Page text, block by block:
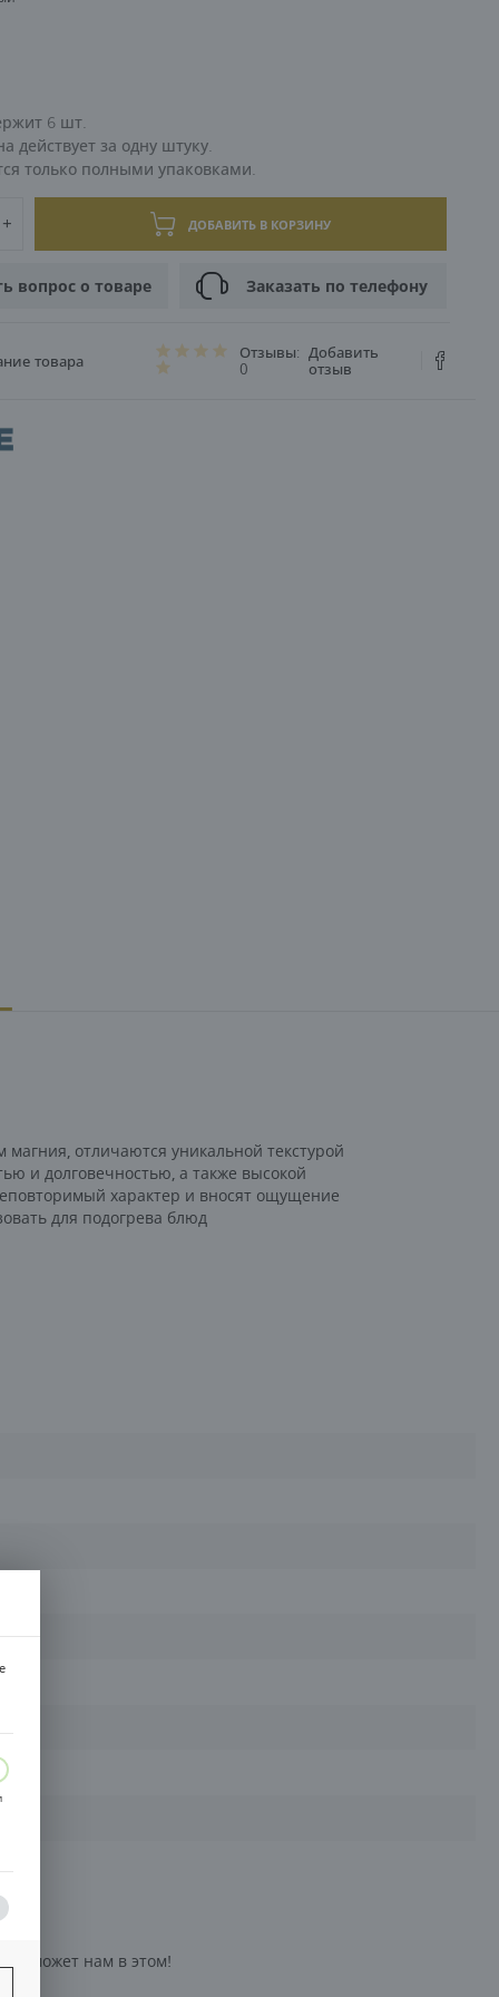
6 шт.
действует за одну штуку.
только полными упаковками.
ДОБАВИТЬ В КОРЗИНУ
вопрос о товаре Заказать по телефону
товара Отзывы:
0
Добавить
отзыв
отличаются уникальной текстурой
и долговечностью, а также высокой
характер и вносят ощущение
для подогрева блюд
поможет нам в этом!